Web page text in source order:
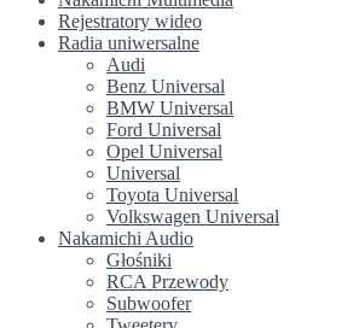
Rejestratory wideo
Radia uniwersalne
Audi
Benz Universal
BMW Universal
Ford Universal
Opel Universal
Universal
Toyota Universal
Volkswagen Universal
Nakamichi Audio
Głośniki
RCA Przewody
Subwoofer